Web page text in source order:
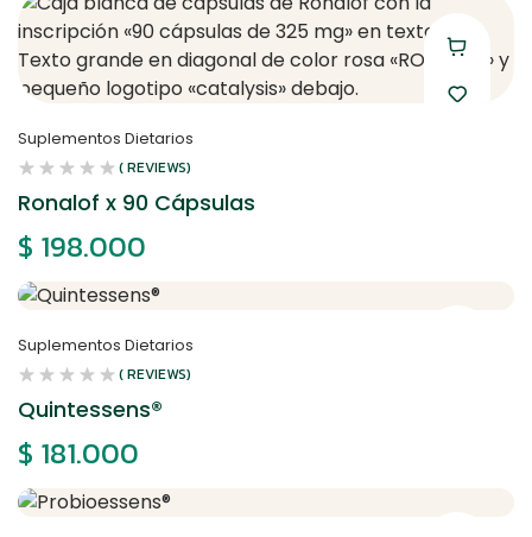
Suplementos Dietarios
( REVIEWS)
Ronalof x 90 Cápsulas
$ 198.000
Suplementos Dietarios
( REVIEWS)
Quintessens®
$ 181.000